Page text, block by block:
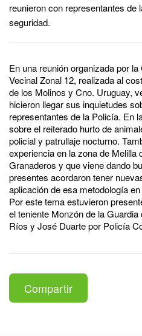
reunieron con representantes de
seguridad.
En una reunión organizada por
Vecinal Zonal 12, realizada al
de los Molinos y Cno. Uruguay,
hicieron llegar sus inquietudes
representantes de la Policía. En
sobre el reiterado hurto de
policial y patrullaje nocturno.
experiencia en la zona de Melilla
Granaderos y que viene dando
presentes acordaron tener
aplicación de esa metodología
Por este tema estuvieron
el teniente Monzón de la
Ríos y José Duarte por Policía
Compartir